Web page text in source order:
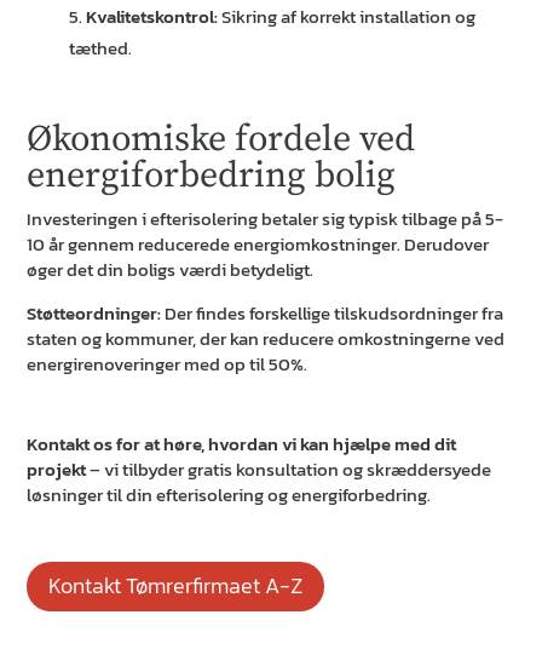
Kvalitetskontrol:Sikring af korrekt installation og
tæthed.
Økonomiske fordele ved
energiforbedring bolig
Investeringen i efterisolering betaler sig typisk tilbage på 5-
10 år gennem reducerede energiomkostninger. Derudover
øger det din boligs værdi betydeligt.
Støtteordninger:Der findes forskellige tilskudsordninger fra
staten og kommuner, der kan reducere omkostningerne ved
energirenoveringer med op til 50%.
Kontakt os for at høre, hvordan vi kan hjælpe med dit
projekt– vi tilbyder gratis konsultation og skræddersyede
løsninger til din efterisolering og energiforbedring.
Kontakt Tømrerfirmaet A-Z